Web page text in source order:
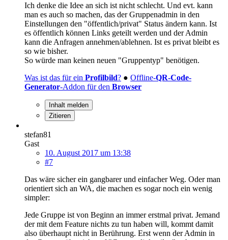
Ich denke die Idee an sich ist nicht schlecht. Und evt. kann
man es auch so machen, das der Gruppenadmin in den
Einstellungen den "öffentlich/privat" Status ändern kann. Ist
es öffentlich können Links geteilt werden und der Admin
kann die Anfragen annehmen/ablehnen. Ist es privat bleibt es
so wie bisher.
So würde man keinen neuen "Gruppentyp" benötigen.
Was ist das für ein Profilbild? ● Offline-QR-Code-
Generator-Addon für den Browser
Inhalt melden
Zitieren
stefan81
Gast
10. August 2017 um 13:38
#7
Das wäre sicher ein gangbarer und einfacher Weg. Oder man
orientiert sich an WA, die machen es sogar noch ein wenig
simpler:
Jede Gruppe ist von Beginn an immer erstmal privat. Jemand
der mit dem Feature nichts zu tun haben will, kommt damit
also überhaupt nicht in Berührung. Erst wenn der Admin in